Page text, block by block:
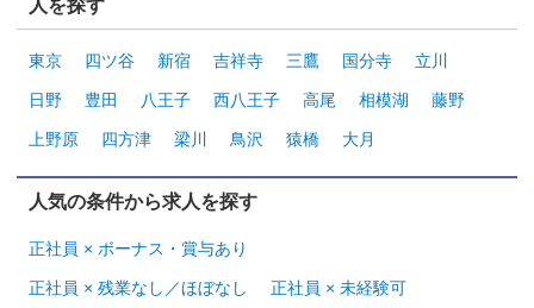
人を探す
東京 四ツ谷 新宿 吉祥寺 三鷹 国分寺 立川
日野 豊田 八王子 西八王子 高尾 相模湖 藤野
上野原 四方津 梁川 鳥沢 猿橋 大月
人気の条件から求人を探す
正社員 × ボーナス・賞与あり
正社員 × 残業なし／ほぼなし 正社員 × 未経験可